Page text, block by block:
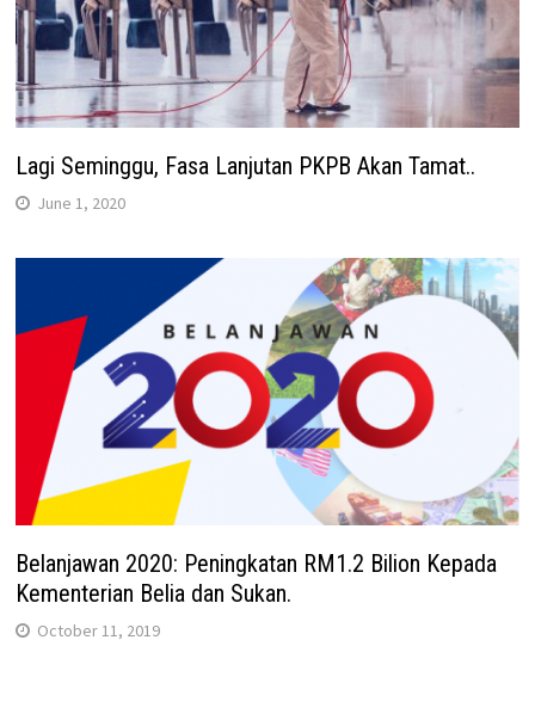
Lagi Seminggu, Fasa Lanjutan PKPB Akan Tamat..
June 1, 2020
Belanjawan 2020: Peningkatan RM1.2 Bilion Kepada
Kementerian Belia dan Sukan.
October 11, 2019